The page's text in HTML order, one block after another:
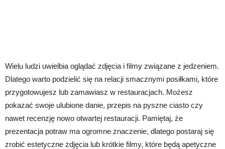
Wielu ludzi uwielbia oglądać zdjęcia i filmy związane z jedzeniem.
Dlatego warto podzielić się na relacji smacznymi posiłkami, które
przygotowujesz lub zamawiasz w restauracjach. Możesz
pokazać swoje ulubione danie, przepis na pyszne ciasto czy
nawet recenzję nowo otwartej restauracji. Pamiętaj, że
prezentacja potraw ma ogromne znaczenie, dlatego postaraj się
zrobić estetyczne zdjęcia lub krótkie filmy, które będą apetyczne